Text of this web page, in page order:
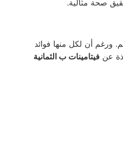
صحة مثالية.
ورغم أن لكل منها فوائد
عن فيتامينات ب الثمانية